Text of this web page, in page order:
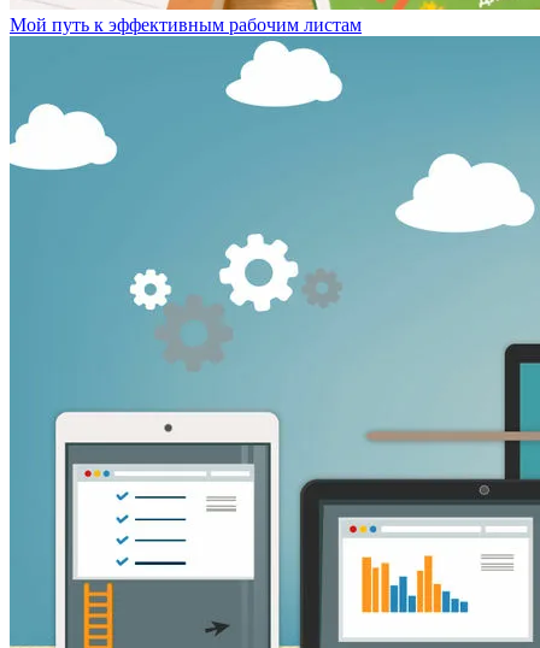
Мой путь к эффективным рабочим листам